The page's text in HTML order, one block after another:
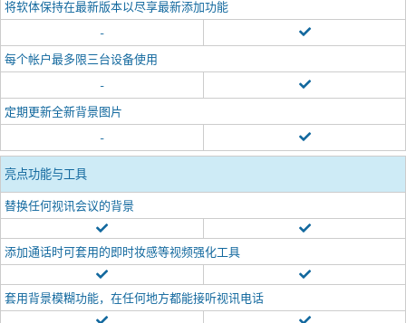
将软体保持在最新版本以尽享最新添加功能
-
每个帐户最多限三台设备使用
-
定期更新全新背景图片
-
亮点功能与工具
替换任何视讯会议的背景
添加通话时可套用的即时妆感等视频强化工具
套用背景模糊功能，在任何地方都能接听视讯电话